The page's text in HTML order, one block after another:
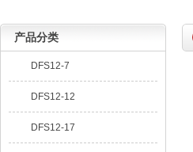
产品分类
DFS12-7
DFS12-12
DFS12-17